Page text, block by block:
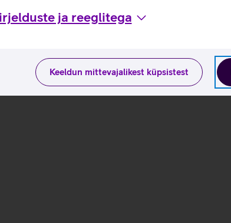
ja reeglitega
Keeldun mittevajalikest küpsistest